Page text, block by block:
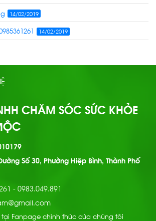
14/02/2019
14/02/2019
CHĂM SÓC SỨC KHỎE
Số 30, Phường Hiệp Bình, Thành Phố
- 0983.049.891
Fanpage chính thức của chúng tôi